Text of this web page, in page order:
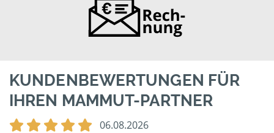
KUNDENBEWERTUNGEN FÜR
IHREN MAMMUT-PARTNER
06.08.2026